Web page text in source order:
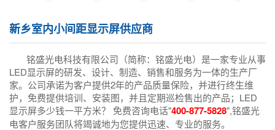
新乡室内小间距显示屏供应商
铭盛光电科技有限公司（简称：铭盛光电）是一家专业从事
LED显示屏的研发、设计、制造、销售和服务为一体的生产厂
家。公司承诺为客户提供2年的产品质量保险，并进行终生维
护，免费提供培训、安装图，并且定期巡检售出的产品；LED
显示屏多少钱一平方米？ 免费咨询电话"400-877-5828",铭盛光
电客户服务团队将竭诚地为您提供迅速、专业的服务。